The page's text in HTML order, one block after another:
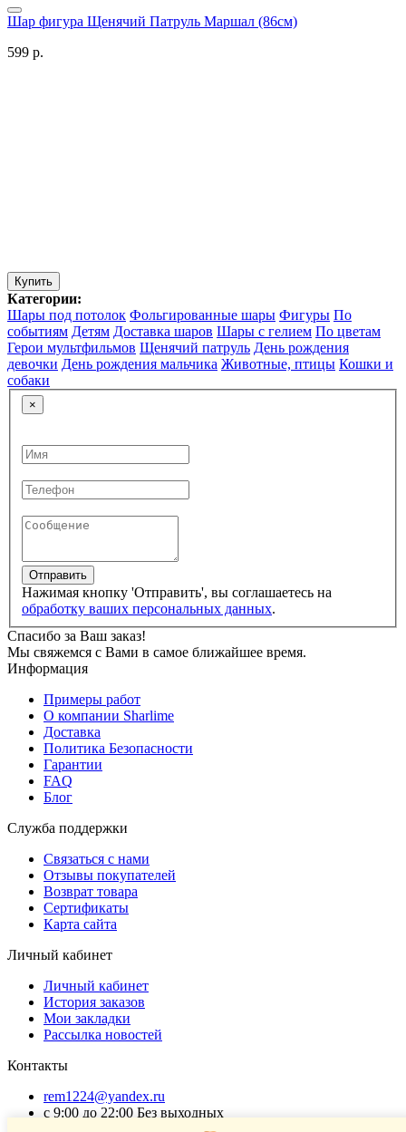
Шар фигура Щенячий Патруль Маршал (86см)
599 р.
Купить
Категории:
Шары под потолок Фольгированные шары Фигуры По
событиям Детям Доставка шаров Шары с гелием По цветам
Герои мультфильмов Щенячий патруль День рождения
девочки День рождения мальчика Животные, птицы Кошки и
собаки
×
Отправить
Нажимая кнопку 'Отправить', вы соглашаетесь на
обработку ваших персональных данных.
Спасибо за Ваш заказ!
Мы свяжемся с Вами в самое ближайшее время.
Информация
Примеры работ
О компании Sharlime
Доставка
Политика Безопасности
Гарантии
FAQ
Блог
Служба поддержки
Связаться с нами
Отзывы покупателей
Возврат товара
Сертификаты
Карта сайта
Личный кабинет
Личный кабинет
История заказов
Мои закладки
Рассылка новостей
Контакты
rem1224@yandex.ru
с 9:00 до 22:00 Без выходных